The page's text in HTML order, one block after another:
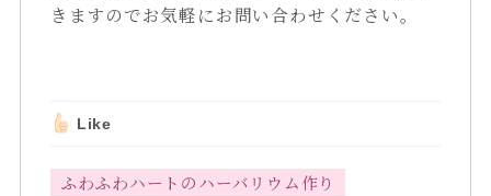
きますのでお気軽にお問い合わせください。
Like
ふわふわハートのハーバリウム作り